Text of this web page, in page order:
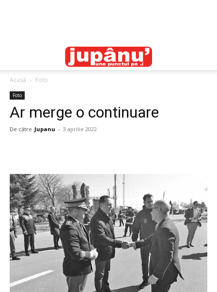
Acasă Foto
Foto
Ar merge o continuare
De către Jupanu - 3 aprilie 2022